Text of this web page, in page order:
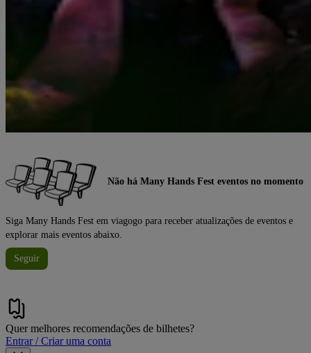
Não há Many Hands Fest eventos no momento
Siga Many Hands Fest em viagogo para receber atualizações de eventos e
explorar mais eventos abaixo.
Seguir
Quer melhores recomendações de bilhetes?
Entrar / Criar uma conta